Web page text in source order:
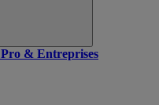
Pro & Entreprises